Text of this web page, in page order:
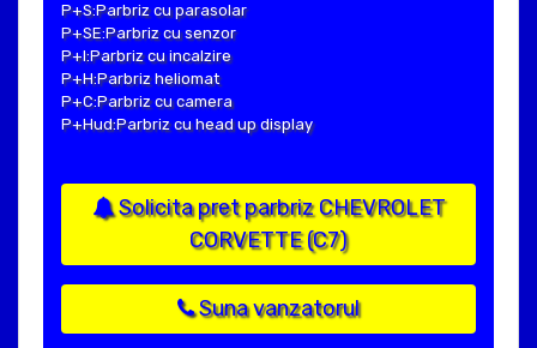
P+S:Parbriz cu parasolar
P+SE:Parbriz cu senzor
P+I:Parbriz cu incalzire
P+H:Parbriz heliomat
P+C:Parbriz cu camera
P+Hud:Parbriz cu head up display
Solicita pret parbriz CHEVROLET
CORVETTE (C7)
Suna vanzatorul